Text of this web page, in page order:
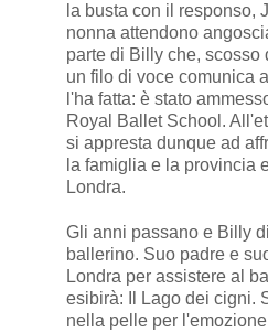
la busta con il responso,
nonna attendono
parte di Billy che, scosso
un filo di voce comunica
l'ha fatta: è stato
Royal Ballet School.
si appresta dunque ad
la famiglia e la provincia
Londra.
Gli anni passano e Billy
ballerino. Suo padre e
Londra per assistere al
esibirà: Il Lago dei cigni.
nella pelle per